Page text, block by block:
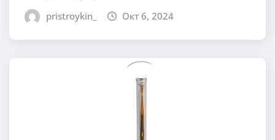
pristroykin_ Окт 6, 2024